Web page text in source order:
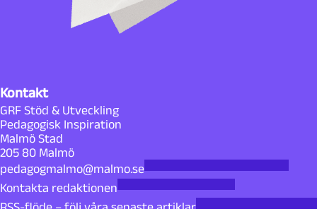
Kontakt
GRF Stöd & Utveckling
Pedagogisk Inspiration
Malmö Stad
205 80 Malmö
pedagogmalmo@malmo.se
Kontakta redaktionen